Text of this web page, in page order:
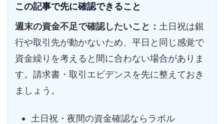
この記事で先に確認できること
週末の資金不足で確認したいこと： 土日祝は銀
行や取引先が動かないため、平日と同じ感覚で
資金繰りを考えると間に合わない場合がありま
す。請求書・取引エビデンスを先に整えておき
ましょう。
土日祝・夜間の資金確認ならラボル